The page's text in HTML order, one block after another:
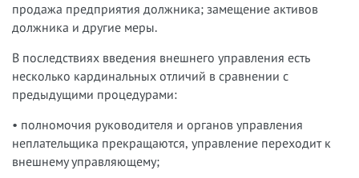
продажа предприятия должника; замещение активов
должника и другие меры.
В последствиях введения внешнего управления есть
несколько кардинальных отличий в сравнении с
предыдущими процедурами:
• полномочия руководителя и органов управления
неплательщика прекращаются, управление переходит к
внешнему управляющему;